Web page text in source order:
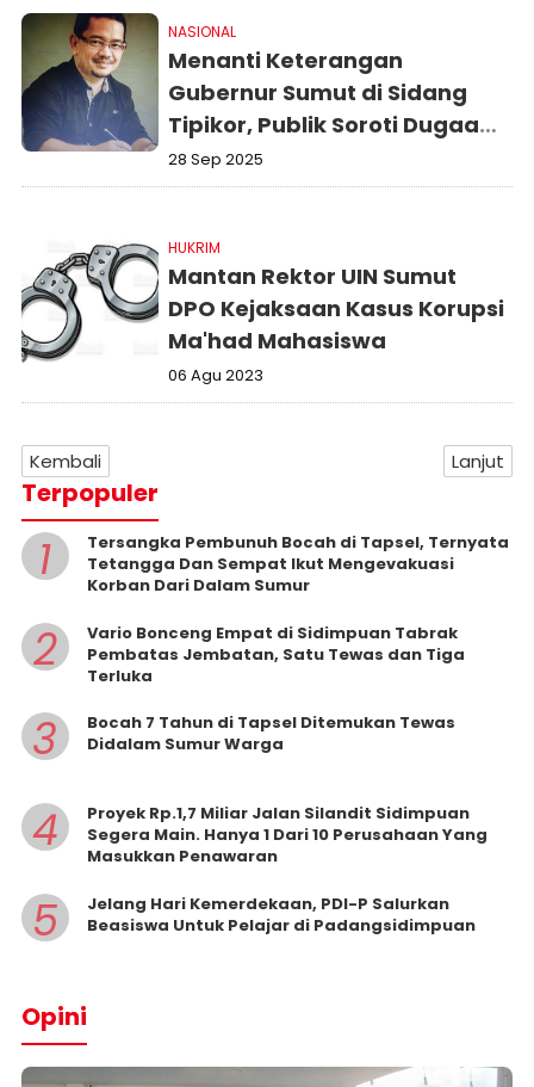
NASIONAL
Menanti Keterangan
Gubernur Sumut di Sidang
Tipikor, Publik Soroti Dugaan
Pergeseran Anggaran
28 Sep 2025
HUKRIM
Mantan Rektor UIN Sumut
DPO Kejaksaan Kasus Korupsi
Ma'had Mahasiswa
06 Agu 2023
Kembali Lanjut
Terpopuler
1
Tersangka Pembunuh Bocah di Tapsel, Ternyata
Tetangga Dan Sempat Ikut Mengevakuasi
Korban Dari Dalam Sumur
2
Vario Bonceng Empat di Sidimpuan Tabrak
Pembatas Jembatan, Satu Tewas dan Tiga
Terluka
3
Bocah 7 Tahun di Tapsel Ditemukan Tewas
Didalam Sumur Warga
4
Proyek Rp.1,7 Miliar Jalan Silandit Sidimpuan
Segera Main. Hanya 1 Dari 10 Perusahaan Yang
Masukkan Penawaran
5
Jelang Hari Kemerdekaan, PDI-P Salurkan
Beasiswa Untuk Pelajar di Padangsidimpuan
Opini